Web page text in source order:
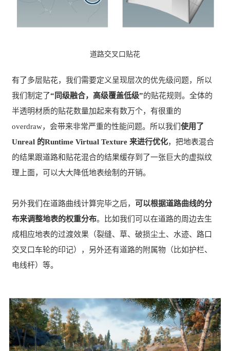
道路交叉口贴花
有了多层贴花，我们需要定义呈现层次的优先级问题，所以
我们制定了“同级融合，高级覆盖低级”的贴花规则。全体的
半透明材质的贴花数量加起来有数万个，有很重的
overdraw，会带来非常严重的性能问题。所以我们 使用了
Unreal 的Runtime Virtual Texture 来进行优化，把地表混合
的结果跟道路和贴花混合的结果缓存到了一张巨大的虚拟纹
理上面，可以大大降低地表绘制的开销。
另外我们在道路曲线计算完毕之后， 可以根据道路曲线的分
布来调整地表的权重分布。比如我们可以在道路的周边去生
成相应地表的过渡效果（裂缝、草、破损尘土、水迹、路口
交叉口车轮的印记），另外还有道路的附属物（比如护栏、
电线杆）等。